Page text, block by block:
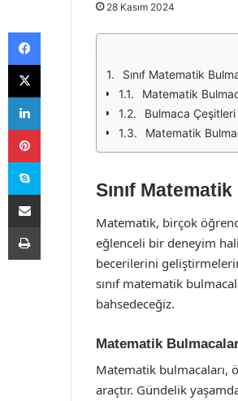
28 Kasım 2024
Sınıf Matematik
Matematik
Bulmaca Çeşitleri
Matematik
Sınıf
Matematik, birçok
eğlenceli bir deneyim
becerilerini
sınıf matematik
bahsedeceğiz.
Matematik
Matematik
araçtır. Gündelik
Facebook
X
LinkedIn
Pinterest
Skype
E-Posta ile paylaş